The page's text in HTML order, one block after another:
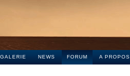
GALERIE NEWS FORUM A PROPOS